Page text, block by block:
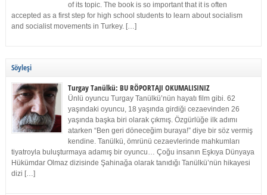
of its topic. The book is so important that it is often
accepted as a first step for high school students to learn about socialism
and socialist movements in Turkey. […]
Söyleşi
Turgay Tanülkü: BU RÖPORTAJI OKUMALISINIZ
Ünlü oyuncu Turgay Tanülkü’nün hayatı film gibi. 62
yaşındaki oyuncu, 18 yaşında girdiği cezaevinden 26
yaşında başka biri olarak çıkmış. Özgürlüğe ilk adımı
atarken “Ben geri döneceğim buraya!” diye bir söz vermiş
kendine. Tanülkü, ömrünü cezaevlerinde mahkumları
tiyatroyla buluşturmaya adamış bir oyuncu… Çoğu insanın Eşkıya Dünyaya
Hükümdar Olmaz dizisinde Şahinağa olarak tanıdığı Tanülkü’nün hikayesi
dizi […]